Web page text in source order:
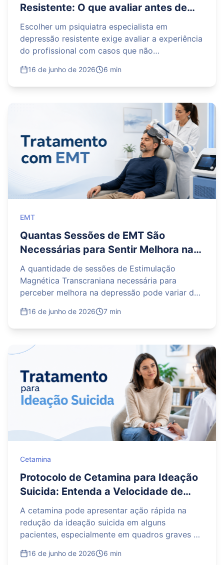
Resistente: O que avaliar antes de
escolher?
Escolher um psiquiatra especialista em
depressão resistente exige avaliar a experiência
do profissional com casos que não
convencionais. Também é importante observar
se ele realiza uma investigação completa do
utilizados e conhece alternativas como
cetamina, escetamina, Estimulação Magnética
Transcraniana e psicoterapia. A decisão deve
considerar a formação do médico, a estrutura
da clínica, o acompanhamento oferecido e a
clareza na explicação dos riscos, benefícios e
etapas do tratamento.
16 de junho de 2026 6 min
EMT
Quantas Sessões de EMT São
Necessárias para Sentir Melhora na
Depressão?
A quantidade de sessões de Estimulação
Magnética Transcraniana necessária para
perceber melhora na depressão pode variar de
resposta de cada paciente. Algumas pessoas
observam mudanças nas primeiras semanas,
protocolo. O tratamento costuma ser realizado
em sessões frequentes e acompanhado pelo
psiquiatra, que avalia a evolução e ajusta o
planejamento quando necessário.
16 de junho de 2026 7 min
Cetamina
Protocolo de Cetamina para Ideação
Suicida: Entenda a Velocidade de
Ação
A cetamina pode apresentar ação rápida na
redução da ideação suicida em alguns
pacientes, especialmente em quadros graves de
em ambiente médico, com avaliação
16 de junho de 2026 6 min